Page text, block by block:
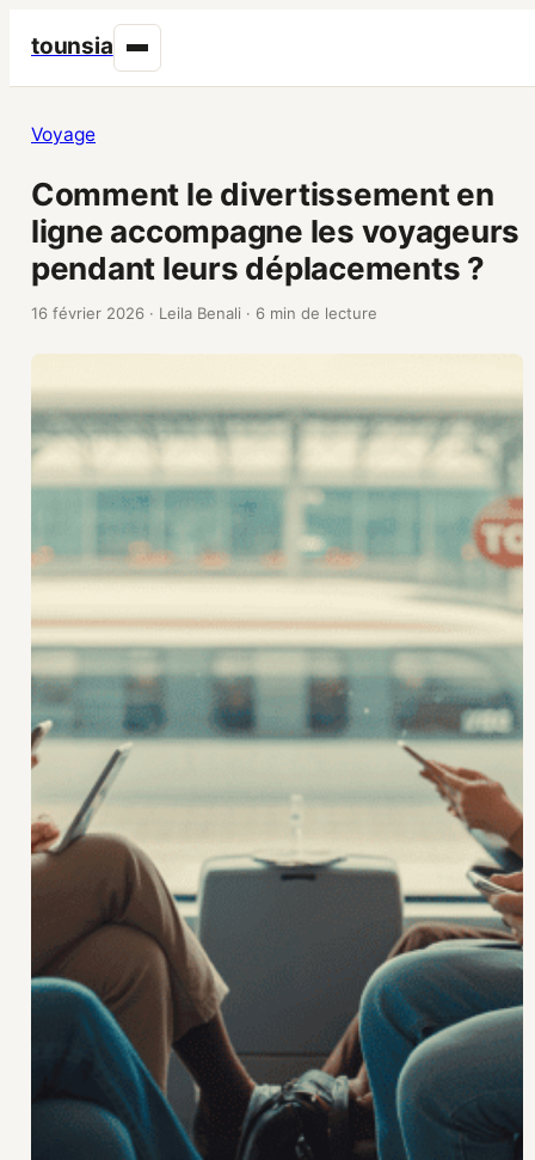
tounsia
Voyage
Comment le divertissement en
ligne accompagne les voyageurs
pendant leurs déplacements ?
16 février 2026 · Leila Benali · 6 min de lecture